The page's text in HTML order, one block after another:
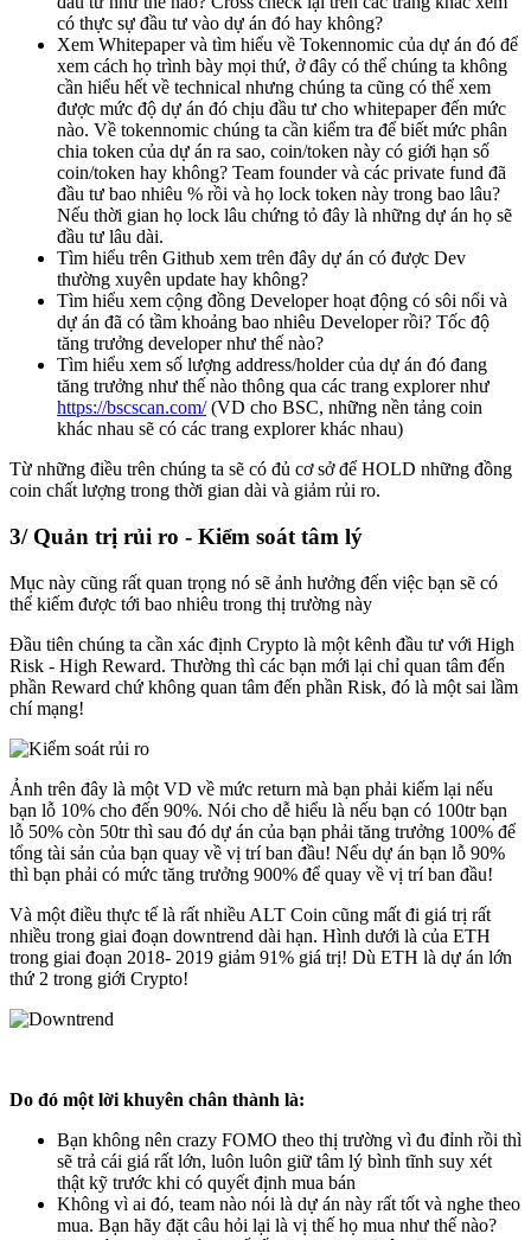
có thực sự đầu tư vào dự án đó hay không?
Xem Whitepaper và tìm hiểu về Tokennomic của dự án đó để
xem cách họ trình bày mọi thứ, ở đây có thể chúng ta không
cần hiểu hết về technical nhưng chúng ta cũng có thể xem
được mức độ dự án đó chịu đầu tư cho whitepaper đến mức
nào. Về tokennomic chúng ta cần kiểm tra để biết mức phân
chia token của dự án ra sao, coin/token này có giới hạn số
coin/token hay không? Team founder và các private fund đã
đầu tư bao nhiêu % rồi và họ lock token này trong bao lâu?
Nếu thời gian họ lock lâu chứng tỏ đây là những dự án họ sẽ
đầu tư lâu dài.
Tìm hiểu trên Github xem trên đây dự án có được Dev
thường xuyên update hay không?
Tìm hiểu xem cộng đồng Developer hoạt động có sôi nổi và
dự án đã có tầm khoảng bao nhiêu Developer rồi? Tốc độ
tăng trưởng developer như thế nào?
Tìm hiểu xem số lượng address/holder của dự án đó đang
tăng trưởng như thế nào thông qua các trang explorer như
https://bscscan.com/(VD cho BSC, những nền tảng coin
khác nhau sẽ có các trang explorer khác nhau)
Từ những điều trên chúng ta sẽ có đủ cơ sở để HOLD những đồng
coin chất lượng trong thời gian dài và giảm rủi ro.
3/ Quản trị rủi ro - Kiểm soát tâm lý
Mục này cũng rất quan trọng nó sẽ ảnh hưởng đến việc bạn sẽ có
thể kiếm được tới bao nhiêu trong thị trường này
Đầu tiên chúng ta cần xác định Crypto là một kênh đầu tư với High
Risk - High Reward. Thường thì các bạn mới lại chỉ quan tâm đến
phần Reward chứ không quan tâm đến phần Risk, đó là một sai lầm
chí mạng!
Ảnh trên đây là một VD về mức return mà bạn phải kiếm lại nếu
bạn lỗ 10% cho đến 90%. Nói cho dễ hiểu là nếu bạn có 100tr bạn
lỗ 50% còn 50tr thì sau đó dự án của bạn phải tăng trưởng 100% để
tổng tài sản của bạn quay về vị trí ban đầu! Nếu dự án bạn lỗ 90%
thì bạn phải có mức tăng trưởng 900% để quay về vị trí ban đầu!
Và một điều thực tế là rất nhiều ALT Coin cũng mất đi giá trị rất
nhiều trong giai đoạn downtrend dài hạn. Hình dưới là của ETH
trong giai đoạn 2018- 2019 giảm 91% giá trị! Dù ETH là dự án lớn
thứ 2 trong giới Crypto!
Do đó một lời khuyên chân thành là:
Bạn không nên crazy FOMO theo thị trường vì đu đỉnh rồi thì
sẽ trả cái giá rất lớn, luôn luôn giữ tâm lý bình tĩnh suy xét
thật kỹ trước khi có quyết định mua bán
Không vì ai đó, team nào nói là dự án này rất tốt và nghe theo
mua. Bạn hãy đặt câu hỏi lại là vị thế họ mua như thế nào?